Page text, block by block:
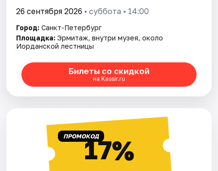
Рейтинги
26 сентября 2026 • суббота • 14:00
Город: Санкт-Петербург
Площадка: Эрмитаж, внутри музея, около
Иорданской лестницы
Билеты со скидкой
на Kassir.ru
ПРОМОКОД17%